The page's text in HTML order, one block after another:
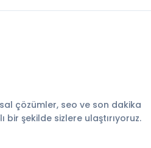
çözümler, seo ve son dakika
bir şekilde sizlere ulaştırıyoruz.